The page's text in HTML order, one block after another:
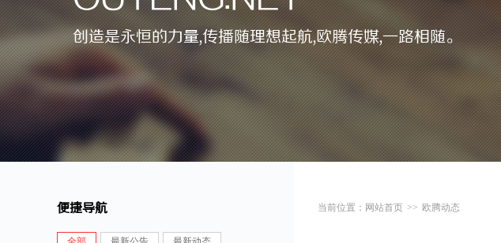
创造是永恒的力量,传播随理想起航,欧腾传媒,一路相随。
便捷导航 网站首页 >> 欧腾动态